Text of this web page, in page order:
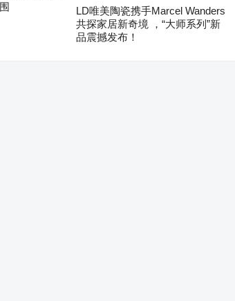
LD唯美陶瓷携手Marcel Wanders
共探家居新奇境 ，“大师系列”新
品震撼发布！